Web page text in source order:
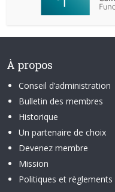
À propos
Conseil d’administration
Bulletin des membres
Historique
Un partenaire de choix
Devenez membre
Mission
Politiques et règlements